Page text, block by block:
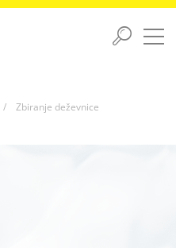
/ Zbiranje deževnice